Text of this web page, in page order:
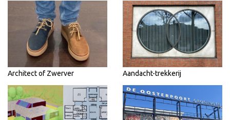
Architect of Zwerver Aandacht-trekkerij